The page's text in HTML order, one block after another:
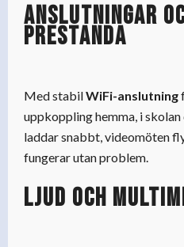
Anslutningar
prestanda
Med stabilWiFi-anslutning
uppkoppling hemma, i
laddar snabbt, videomöten
fungerar utan problem.
Ljud och